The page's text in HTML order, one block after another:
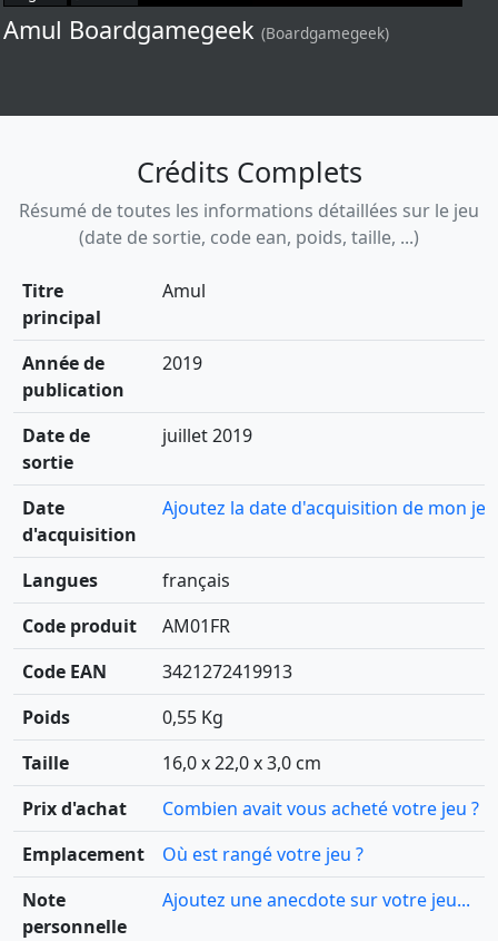
Amul Boardgamegeek (Boardgamegeek)
Crédits Complets
Résumé de toutes les informations détaillées sur le jeu
(date de sortie, code ean, poids, taille, ...)
Titre
principal
Amul
Année de
publication
2019
Date de
sortie
juillet 2019
Date
d'acquisition
Ajoutez la date d'acquisition de mon jeu
Langues
français
Code produit
AM01FR
Code EAN
3421272419913
Poids
0,55 Kg
Taille
16,0 x 22,0 x 3,0 cm
Prix d'achat
Combien avait vous acheté votre jeu ?
Emplacement
Où est rangé votre jeu ?
Note
personnelle
Ajoutez une anecdote sur votre jeu...